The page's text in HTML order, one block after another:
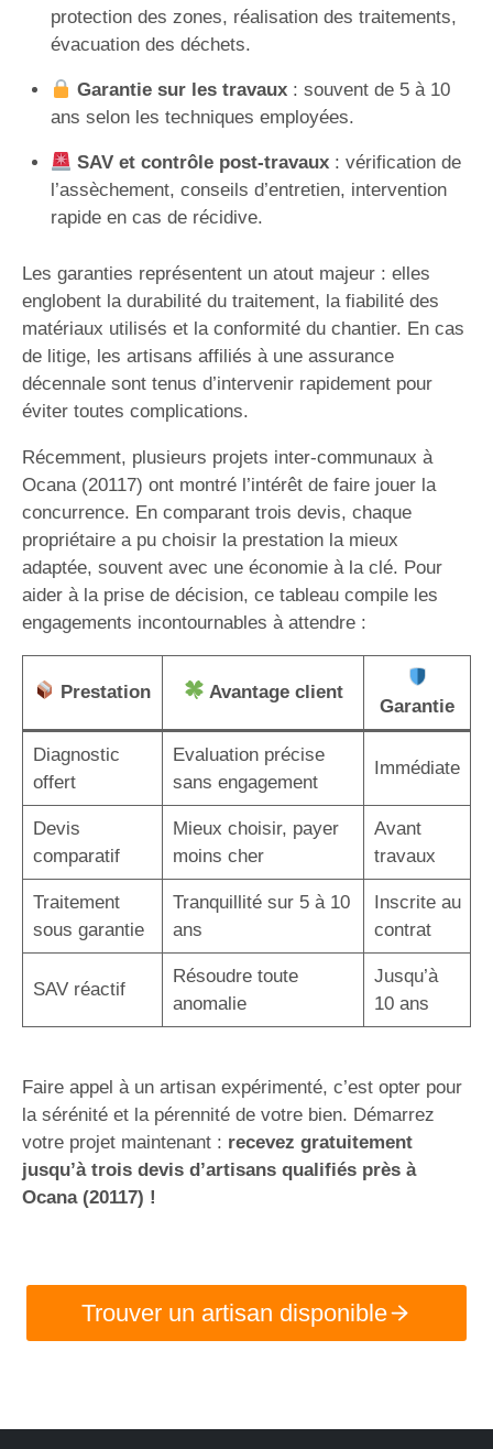
protection des zones, réalisation des traitements,
évacuation des déchets.
Garantie sur les travaux: souvent de 5 à 10
ans selon les techniques employées.
SAV et contrôle post-travaux: vérification de
l’assèchement, conseils d’entretien, intervention
rapide en cas de récidive.
Les garanties représentent un atout majeur : elles
englobent la durabilité du traitement, la fiabilité des
matériaux utilisés et la conformité du chantier. En cas
de litige, les artisans affiliés à une assurance
décennale sont tenus d’intervenir rapidement pour
éviter toutes complications.
Récemment, plusieurs projets inter-communaux à
Ocana (20117) ont montré l’intérêt de faire jouer la
concurrence. En comparant trois devis, chaque
propriétaire a pu choisir la prestation la mieux
adaptée, souvent avec une économie à la clé. Pour
aider à la prise de décision, ce tableau compile les
engagements incontournables à attendre :
Prestation Avantage client
Garantie
Diagnostic
offert
Evaluation précise
sans engagement
Immédiate
Devis
comparatif
Mieux choisir, payer
moins cher
Avant
travaux
Traitement
sous garantie
Tranquillité sur 5 à 10
ans
Inscrite au
contrat
SAV réactif
Résoudre toute
anomalie
Jusqu’à
10 ans
Faire appel à un artisan expérimenté, c’est opter pour
la sérénité et la pérennité de votre bien. Démarrez
votre projet maintenant : recevez gratuitement
jusqu’à trois devis d’artisans qualifiés près à
Ocana (20117) !
Trouver un artisan disponible